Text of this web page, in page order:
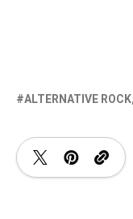
ALTERNATIVE ROCK